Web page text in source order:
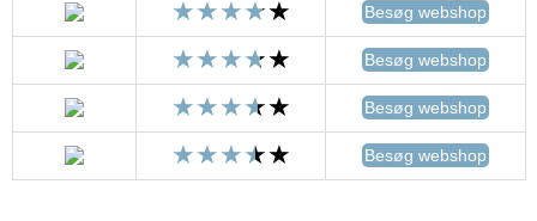
Besøg webshop
Besøg webshop
Besøg webshop
Besøg webshop